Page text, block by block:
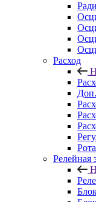
Расход
Релейная